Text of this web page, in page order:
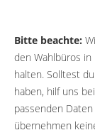
Bitte beachte:
den Wahlbüros
halten. Solltest
haben, hilf uns
passenden
übernehmen